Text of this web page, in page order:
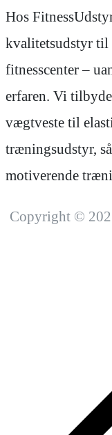
Hos
kvalitetsudstyr til
fitnesscenter –
erfaren. Vi
vægtveste til
træningsudstyr,
motiverende
Copyright ©